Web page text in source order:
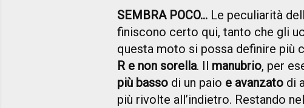
SEMBRA POCO… Le peculiarità
finiscono certo qui, tanto che gli
questa moto si possa definire più
R e non sorella. Il manubrio, per
più basso di un paio e avanzato di
più rivolte all’indietro. Restando